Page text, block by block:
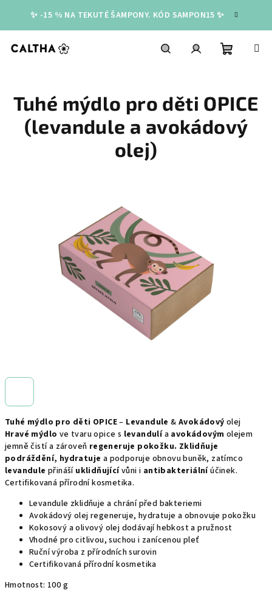
obsah
✨ -15 % NA TEKUTÉ ŠAMPONY. KÓD SAMPON15 ✨
košík
Tuhé mýdlo pro děti OPICE– Levandule &Avokádový olej
Hravé mýdlo ve tvaru opice s levandulía avokádovým olejem
jemně čistí a zároveň regeneruje pokožku. Zklidňuje
podráždění, hydratuje a podporuje obnovu buněk, zatímco
levandule přináší uklidňujícívůni i antibakteriálníúčinek.
Certifikovaná přírodní kosmetika.
Levandule zklidňuje a chrání před bakteriemi
Avokádový olej regeneruje, hydratuje a obnovuje pokožku
Kokosový a olivový olej dodávají hebkost a pružnost
Vhodné pro citlivou, suchou i zanícenou pleť
Ruční výroba z přírodních surovin
Certifikovaná přírodní kosmetika
Hmotnost: 100 g
Tuhé mýdlo pro děti OPICE
(levandule a avokádový
olej)